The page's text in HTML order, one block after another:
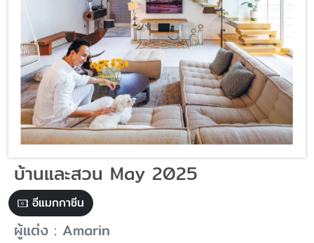
บ้านและสวน May 2025
อีแมกกาซีน
ผู้แต่ง : Amarin